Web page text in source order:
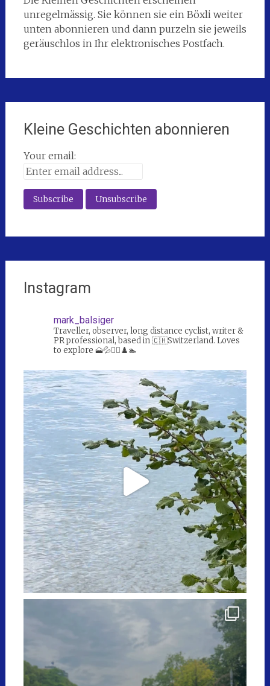
unregelmässig. Sie können sie ein Böxli weiter
unten abonnieren und dann purzeln sie jeweils
geräuschlos in Ihr elektronisches Postfach.
Kleine Geschichten abonnieren
Your email:
Instagram
mark_balsiger
Traveller, observer, long distance cyclist, writer &
PR professional, based in 🇨🇭Switzerland. Loves
to explore 🗻💦🚴‍♀️♟️🏊